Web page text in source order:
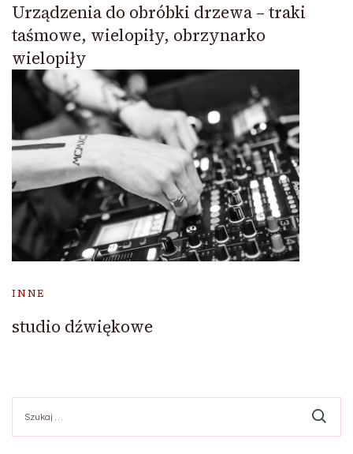
Urządzenia do obróbki drzewa – traki
taśmowe, wielopiły, obrzynarko
wielopiły
INNE
studio dźwiękowe